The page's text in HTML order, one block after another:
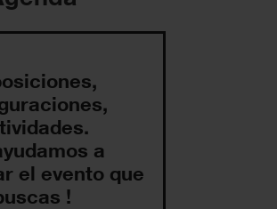
a
el evento que
!